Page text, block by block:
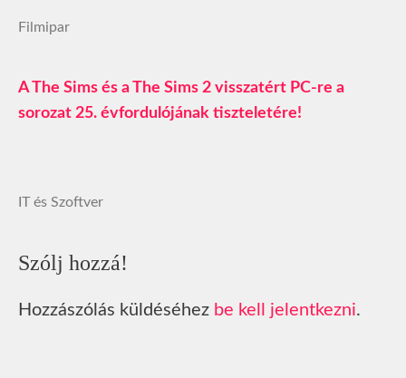
Filmipar
A The Sims és a The Sims 2 visszatért PC-re a
sorozat 25. évfordulójának tiszteletére!
IT és Szoftver
Szólj hozzá!
Hozzászólás küldéséhez be kell jelentkezni.